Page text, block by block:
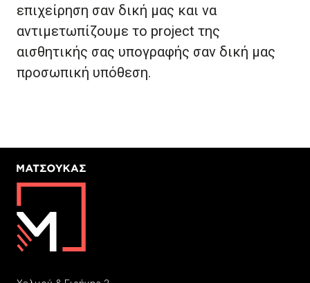
επιχείρηση σαν δική μας και να
αντιμετωπίζουμε το project της
αισθητικής σας υπογραφής σαν δική μας
προσωπική υπόθεση.